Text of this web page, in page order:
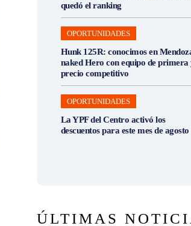
quedó el ranking
OPORTUNIDADES
Hunk 125R: conocimos en
naked Hero con equipo de primera
precio competitivo
OPORTUNIDADES
La YPF del Centro activó los
descuentos para este mes de agosto
ÚLTIMAS